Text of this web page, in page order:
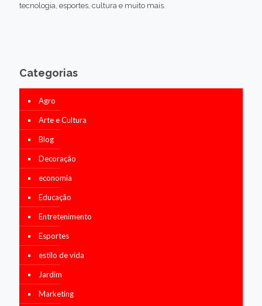
tecnologia, esportes, cultura e muito mais.
Categorias
Agro
Arte e Cultura
Blog
Decoração
economia
Educação
Entretenimento
Esportes
estilo de vida
Jardim
Marketing